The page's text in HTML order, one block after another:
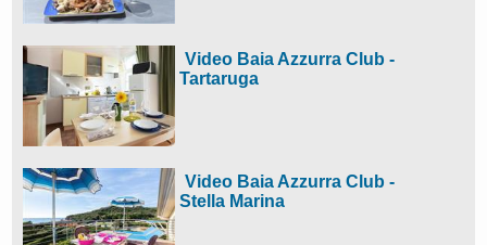
Video Baia Azzurra Club -
Tartaruga
Video Baia Azzurra Club -
Stella Marina